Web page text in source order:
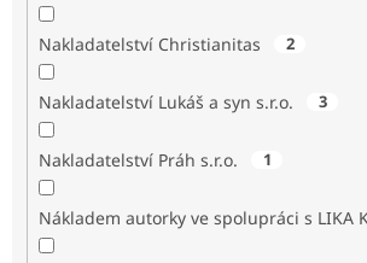
Nakladatelství Christianitas 2
Nakladatelství Lukáš a syn s.r.o. 3
Nakladatelství Práh s.r.o. 1
Nákladem autorky ve spolupráci s LIKA